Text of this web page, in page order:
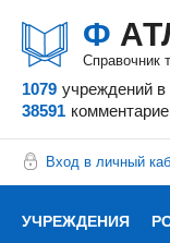
Ф
Справочник
1079 учреждений в
38591
Вход в личный
УЧРЕЖДЕНИЯ